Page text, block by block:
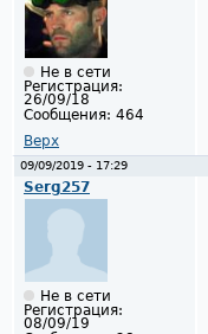
Не в сети
Регистрация:
26/09/18
Сообщения: 464
Верх
09/09/2019 - 17:29
Serg257
Не в сети
Регистрация:
08/09/19